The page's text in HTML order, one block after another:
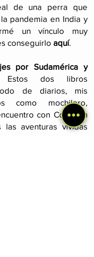
de una perra que
pandemia en India y
un vínculo muy
conseguirlo aquí.
por Sudamérica y
dos libros
de diarios, mis
como mochilero,
con Cocaí en
las aventuras vividas